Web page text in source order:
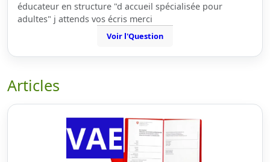
éducateur en structure "d accueil spécialisée pour
adultes" j attends vos écris merci
Voir l'Question
Articles